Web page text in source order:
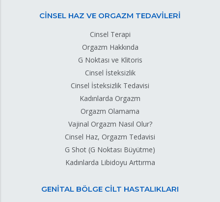
CİNSEL HAZ VE ORGAZM TEDAVİLERİ
Cinsel Terapi
Orgazm Hakkında
G Noktası ve Klitoris
Cinsel İsteksizlik
Cinsel İsteksizlik Tedavisi
Kadınlarda Orgazm
Orgazm Olamama
Vajinal Orgazm Nasıl Olur?
Cinsel Haz, Orgazm Tedavisi
G Shot (G Noktası Büyütme)
Kadınlarda Libidoyu Arttırma
GENİTAL BÖLGE CİLT HASTALIKLARI